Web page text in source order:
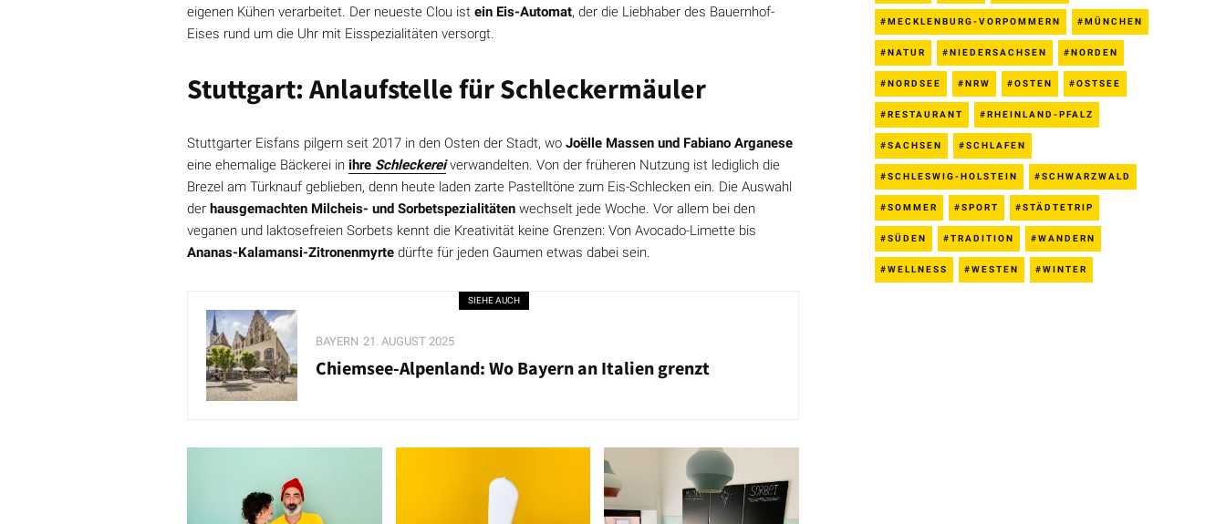
eigenen Kühen verarbeitet. Der neueste Clou ist ein Eis-Automat, der die Liebhaber des Bauernhof-
Eises rund um die Uhr mit Eisspezialitäten versorgt.
Stuttgart: Anlaufstelle für Schleckermäuler
Stuttgarter Eisfans pilgern seit 2017 in den Osten der Stadt, wo Joëlle Massen und Fabiano Arganese
eine ehemalige Bäckerei in ihre Schleckereiverwandelten. Von der früheren Nutzung ist lediglich die
Brezel am Türknauf geblieben, denn heute laden zarte Pastelltöne zum Eis-Schlecken ein. Die Auswahl
der hausgemachten Milcheis- und Sorbetspezialitäten wechselt jede Woche. Vor allem bei den
veganen und laktosefreien Sorbets kennt die Kreativität keine Grenzen: Von Avocado-Limette bis
Ananas-Kalamansi-Zitronenmyrte dürfte für jeden Gaumen etwas dabei sein.
SIEHE AUCH
BAYERN 21. AUGUST 2025
Chiemsee-Alpenland: Wo Bayern an Italien grenzt
MECKLENBURG-VORPOMMERN MÜNCHEN
NATUR NIEDERSACHSEN NORDEN
NORDSEE NRW OSTEN OSTSEE
RESTAURANT RHEINLAND-PFALZ
SACHSEN SCHLAFEN
SCHLESWIG-HOLSTEIN SCHWARZWALD
SOMMER SPORT STÄDTETRIP
SÜDEN TRADITION WANDERN
WELLNESS WESTEN WINTER